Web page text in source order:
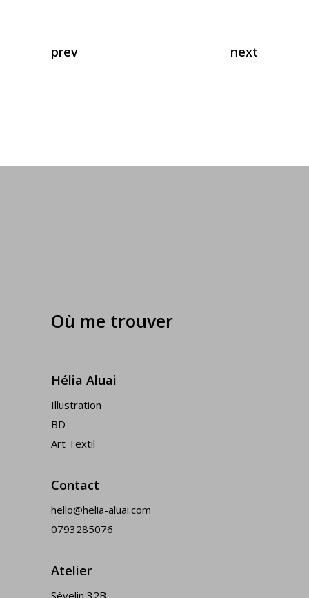
prev next
Où me trouver
Hélia Aluai
Illustration
BD
Art Textil
Contact
hello@helia-aluai.com
0793285076
Atelier
Sévelin 32B